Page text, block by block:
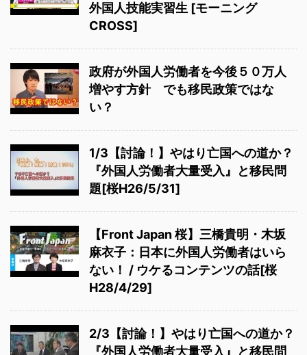
外国人技能実習生 [モーニング
CROSS]
政府が外国人労働者を今後５０万人
増やす方針 でも移民政策ではな
い？
1/3【討論！】やはり亡国への道か？
『外国人労働者大量受入』と移民問
題[桜H26/5/31]
【Front Japan 桜】三橋貴明・木坂
麻衣子：日本に外国人労働者はいら
ない！ / ウケるコンテンツの話[桜
H28/4/29]
2/3【討論！】やはり亡国への道か？
『外国人労働者大量受入』と移民問